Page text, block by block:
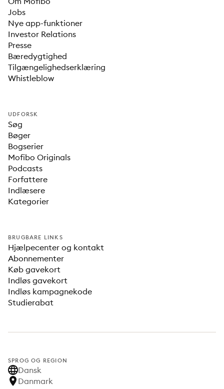
Jobs
Nye app-funktioner
Investor Relations
Presse
Bæredygtighed
Tilgængelighedserklæring
Whistleblow
UDFORSK
Søg
Bøger
Bogserier
Mofibo Originals
Podcasts
Forfattere
Indlæsere
Kategorier
BRUGBARE LINKS
Hjælpecenter og kontakt
Abonnementer
Køb gavekort
Indløs gavekort
Indløs kampagnekode
Studierabat
SPROG OG REGION
Dansk
Danmark